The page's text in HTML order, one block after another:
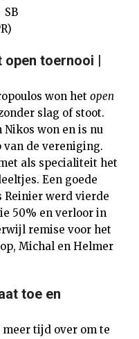
open toernooi |
won het open
slag of stoot.
Nikos won en is nu
de vereniging.
als specialiteit het
Een goede
Reinier werd vierde
50% en verloor in
remise voor het
Michal en Helmer
toe en
meer tijd over om te